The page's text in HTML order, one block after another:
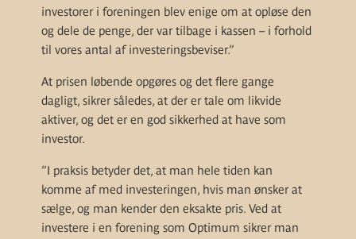
investorer i foreningen blev enige om at opløse den
og dele de penge, der var tilbage i kassen – i forhold
til vores antal af investeringsbeviser.”
At prisen løbende opgøres og det flere gange
dagligt, sikrer således, at der er tale om likvide
aktiver, og det er en god sikkerhed at have som
investor.
”I praksis betyder det, at man hele tiden kan
komme af med investeringen, hvis man ønsker at
sælge, og man kender den eksakte pris. Ved at
investere i en forening som Optimum sikrer man